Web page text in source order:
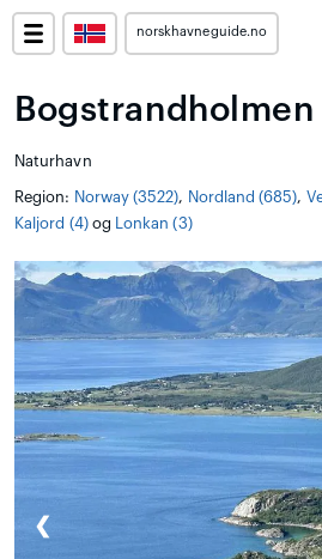
norskhavneguide.no
Bogstrandholmen
Naturhavn
Region: Norway (3522), Nordland (685),
Kaljord (4)og Lonkan (3)
❮